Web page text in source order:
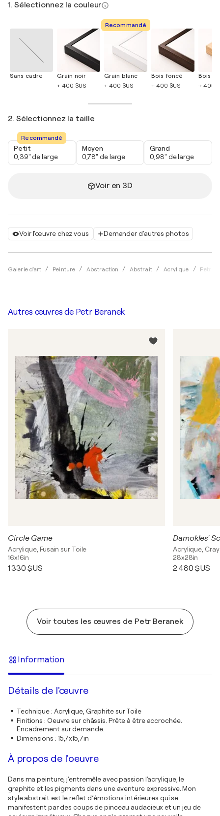
Voir l'œuvre chez vous Demander d'autres photos
Galerie d'art Peinture Abstraction Abstrait Acrylique Petr
1. Sélectionnez la couleur
Sans cadre
Grain noir
+ 400 $US
Recommandé
Grain blanc
+ 400 $US
Bois foncé
+ 400 $US
Bois
+ 400
2. Sélectionnez la taille
Recommandé
Petit
0,39" de large
Moyen
0,78" de large
Grand
0,98" de large
Voir en 3D
Autres œuvres de Petr Beranek
Circle Game
Acrylique, Fusain sur Toile
16x16in
1 330 $US
Damokles'
Acrylique,
28x28in
2 480 $US
Voir toutes les œuvres de Petr Beranek
Information
Détails de l'œuvre
Technique: Acrylique, Graphite sur Toile
Finitions : Oeuvre sur châssis. Prête à être accrochée.
Encadrement sur demande.
Dimensions : 15,7x15,7in
À propos de l'oeuvre
Dans ma peinture, j'entremêle avec passion l'acrylique, le
graphite et les pigments dans une aventure expressive. Mon
style abstrait est le reflet d’émotions intérieures qui se
manifestent par des coups de pinceau audacieux et un jeu de